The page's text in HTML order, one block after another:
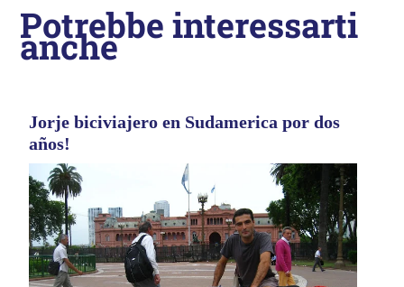
Potrebbe interessarti
anche
Jorje biciviajero en Sudamerica por dos
años!